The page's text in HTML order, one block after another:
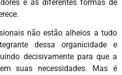
e as diferentes formas de
não estão alheios a tudo
dessa organicidade e
decisivamente para que a
suas necessidades. Mas é